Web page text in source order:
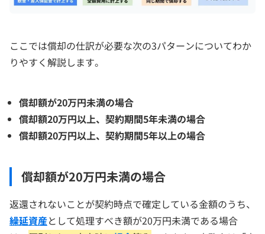
ここでは償却の仕訳が必要な次の3パターンについてわか
りやすく解説します。
償却額が20万円未満の場合
償却額20万円以上、契約期間5年未満の場合
償却額20万円以上、契約期間5年以上の場合
償却額が20万円未満の場合
返還されないことが契約時点で確定している金額のうち、
繰延資産として処理すべき額が20万円未満である場合